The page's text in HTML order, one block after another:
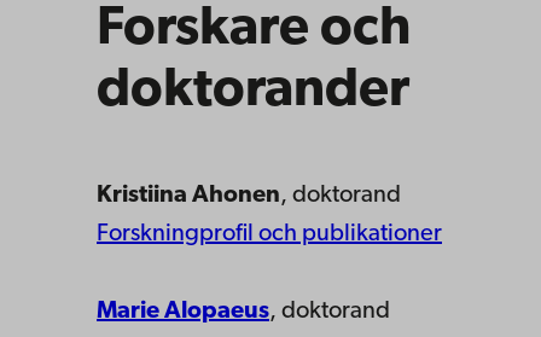
Forskare och
doktorander
Kristiina Ahonen, doktorand
Forskningprofil och publikationer
Marie Alopaeus, doktorand